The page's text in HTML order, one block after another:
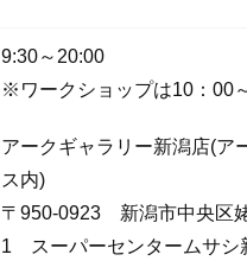
9:30～20:00
※ワークショップは10：00
アークギャラリー新潟店(ア
ス内)
〒950-0923 新潟市中央区
1 スーパーセンタームサシ